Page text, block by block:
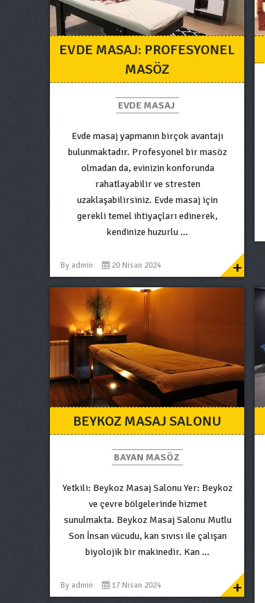
EVDE MASAJ: PROFESYONEL
MASÖZ
EVDE MASAJ
Evde masaj yapmanın birçok avantajı
bulunmaktadır. Profesyonel bir masöz
olmadan da, evinizin konforunda
rahatlayabilir ve stresten
uzaklaşabilirsiniz. Evde masaj için
gerekli temel ihtiyaçları edinerek,
kendinize huzurlu …
By admin 20 Nisan 2024 +
BEYKOZ MASAJ SALONU
BAYAN MASÖZ
Yetkili: Beykoz Masaj Salonu Yer: Beykoz
ve çevre bölgelerinde hizmet
sunulmakta. Beykoz Masaj Salonu Mutlu
Son İnsan vücudu, kan sıvısı ile çalışan
biyolojik bir makinedir. Kan …
By admin 17 Nisan 2024 +